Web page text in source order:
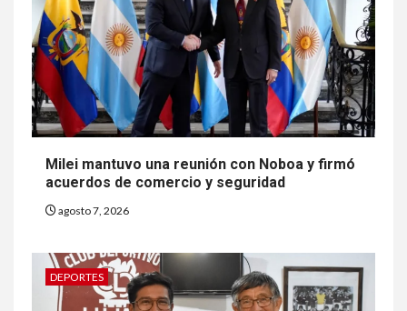
Milei mantuvo una reunión con Noboa y firmó
acuerdos de comercio y seguridad
agosto 7, 2026
DEPORTES